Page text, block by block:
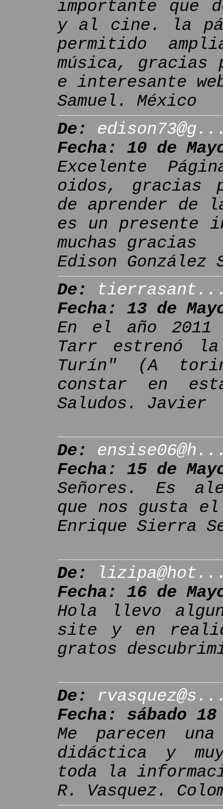
importante que
y al cine. la
permitido
música,
e interesante
Samuel. México
De:
Fecha: 10 de
Excelente
oidos, gracias
de aprender de
es un presente
muchas gracias
Edison González
De:
Fecha: 13 de
En el año
Tarr estrenó
Turín" (A
constar en
Saludos. Javier
De:
Fecha: 15 de
Señores. Es
que nos gusta
Enrique Sierra
De:
Fecha: 16 de
Hola llevo
site y en
gratos
De:
Fecha: sábado
Me parecen
didáctica y
toda la
R. Vasquez.